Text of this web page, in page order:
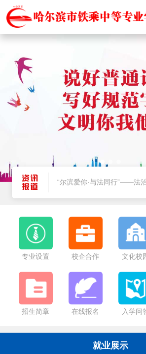
@师生家长，2025暑期将
“尔滨爱你·与法同行”——法
@师生家长，2025暑期将至
专业设置 校企合作 文化校
招生简章 在线报名 入学问
就业展示